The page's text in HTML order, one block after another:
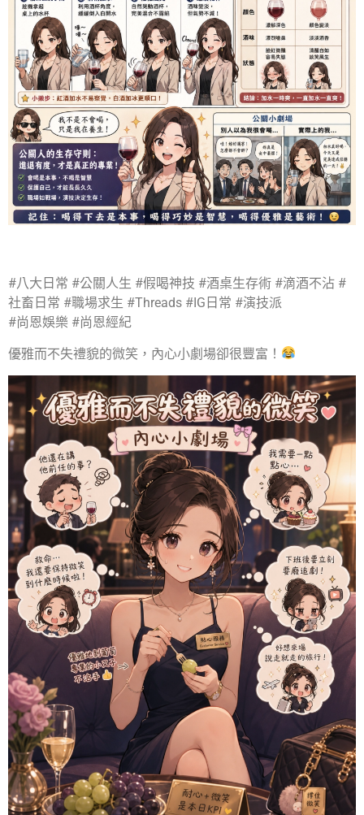
#八大日常 #公關人生 #假喝神技 #酒桌生存術 #滴酒不沾 #
社畜日常 #職場求生 #Threads #IG日常 #演技派
#尚恩娛樂 #尚恩經紀
優雅而不失禮貌的微笑，內心小劇場卻很豐富！